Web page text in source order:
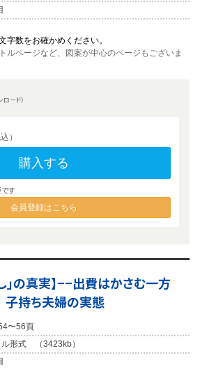
字数をお確かめください。
ルページなど、図案が中心のページもございま
ロード）
）
購入する
す
会員登録はこちら
」の真実】−−出費はかさむ一方
持ち夫婦の実態
〜56頁
ル形式 （3423kb）